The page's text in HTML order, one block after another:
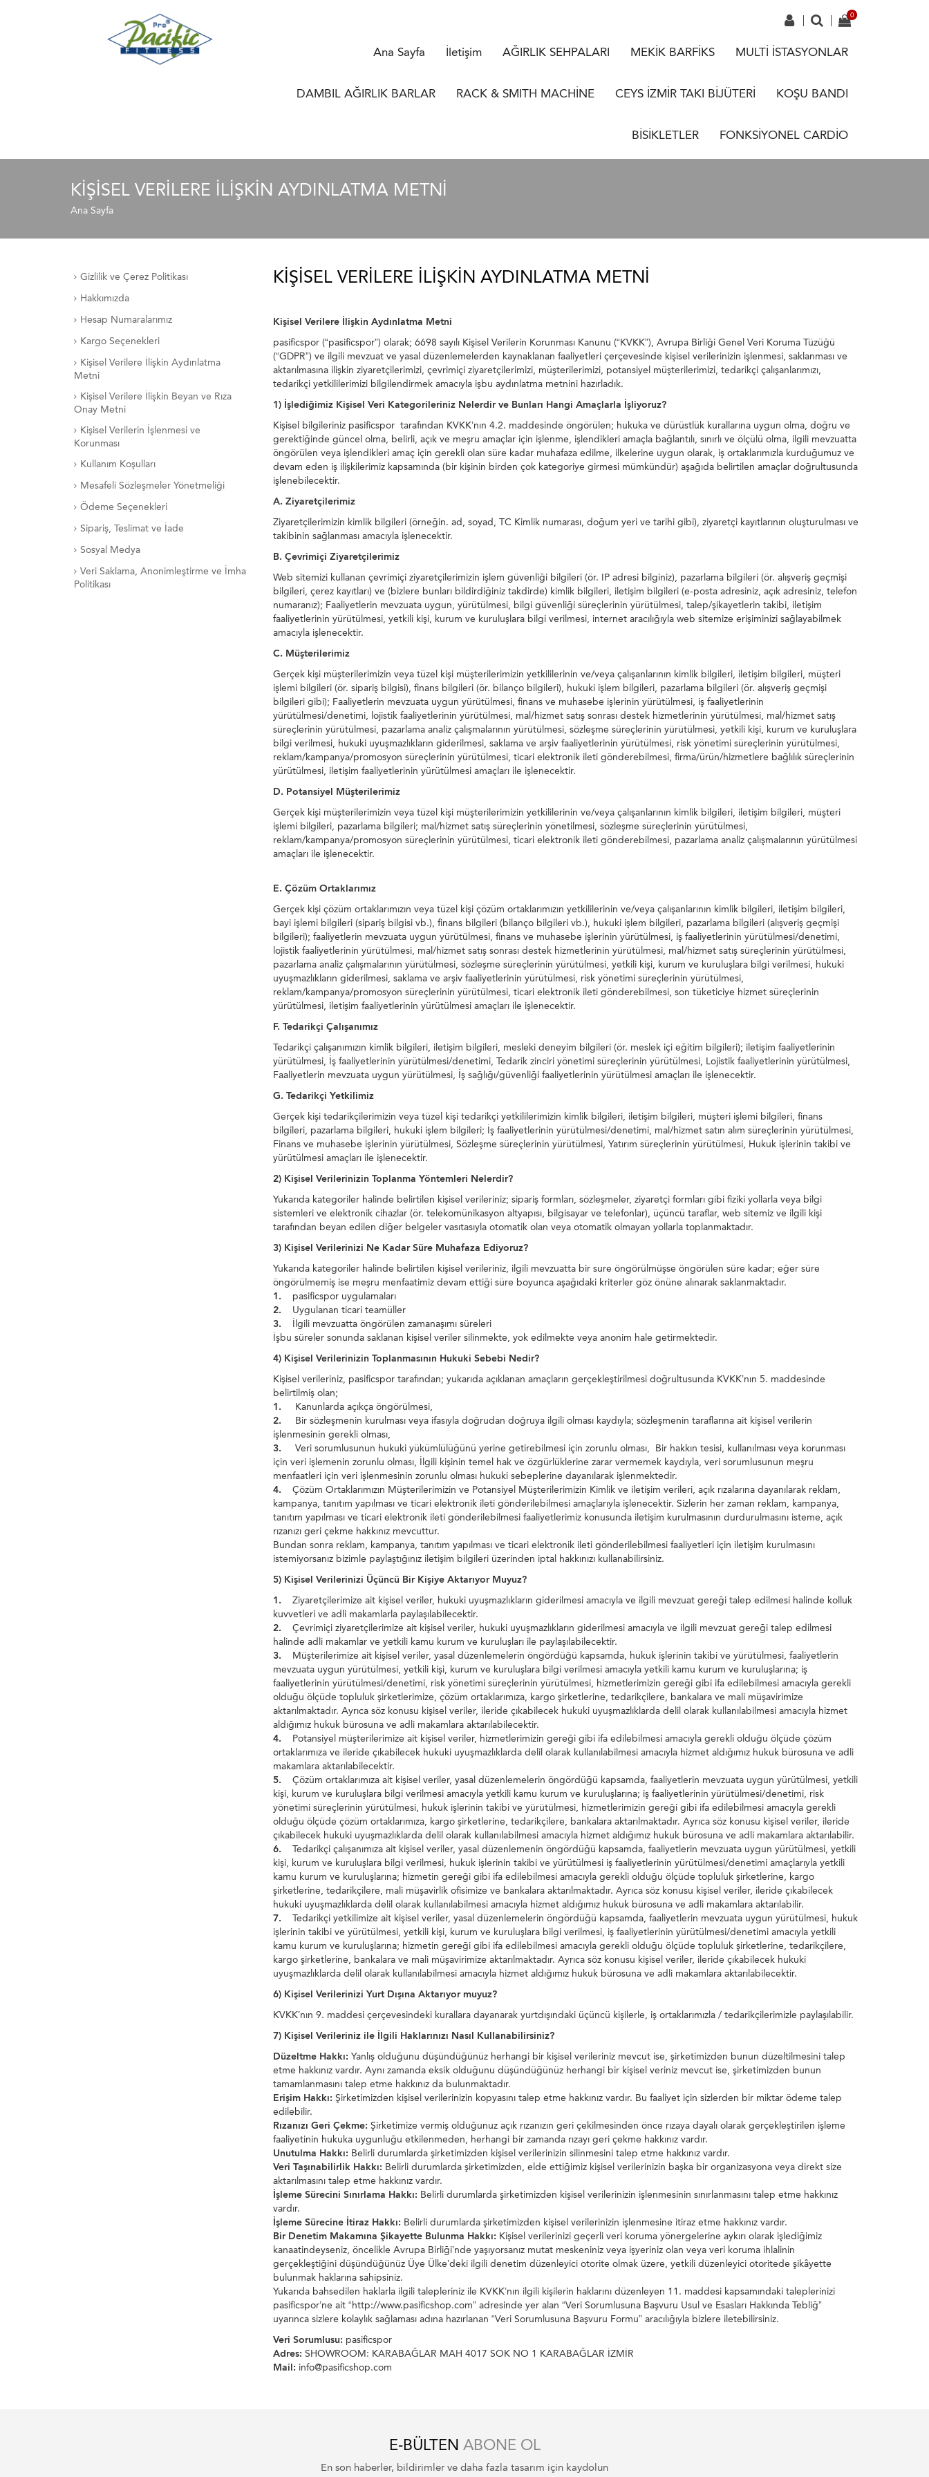
Ana Sayfa İletişim AĞIRLIK SEHPALARI MEKİK BARFİKS MULTİ İSTASYONLAR
DAMBIL AĞIRLIK BARLAR RACK & SMITH MACHİNE CEYS İZMİR TAKI BİJÜTERİ KOŞU BANDI
BİSİKLETLER FONKSİYONEL CARDİO
KIŞISEL VERILERE İLIŞKIN AYDINLATMA METNI
Ana Sayfa
Gizlilik ve Çerez Politikası
Hakkımızda
Hesap Numaralarımız
Kargo Seçenekleri
Kişisel Verilere İlişkin Aydınlatma
Metni
Kişisel Verilere İlişkin Beyan ve Rıza
Onay Metni
Kişisel Verilerin İşlenmesi ve
Korunması
Kullanım Koşulları
Mesafeli Sözleşmeler Yönetmeliği
Ödeme Seçenekleri
Sipariş, Teslimat ve İade
Sosyal Medya
Veri Saklama, Anonimleştirme ve İmha
Politikası
KIŞISEL VERILERE İLIŞKIN AYDINLATMA METNI
Kişisel Verilere İlişkin Aydınlatma Metni
pasificspor (“pasificspor”) olarak; 6698 sayılı Kişisel Verilerin Korunması Kanunu (“KVKK”), Avrupa Birliği Genel Veri Koruma Tüzüğü
(“GDPR”) ve ilgili mevzuat ve yasal düzenlemelerden kaynaklanan faaliyetleri çerçevesinde kişisel verilerinizin işlenmesi, saklanması ve
aktarılmasına ilişkin ziyaretçilerimizi, çevrimiçi ziyaretçilerimizi, müşterilerimizi, potansiyel müşterilerimizi, tedarikçi çalışanlarımızı,
tedarikçi yetkililerimizi bilgilendirmek amacıyla işbu aydınlatma metnini hazırladık.
1) İşlediğimiz Kişisel Veri Kategorileriniz Nelerdir ve Bunları Hangi Amaçlarla İşliyoruz?
Kişisel bilgileriniz pasificspor tarafından KVKK’nın 4.2. maddesinde öngörülen; hukuka ve dürüstlük kurallarına uygun olma, doğru ve
gerektiğinde güncel olma, belirli, açık ve meşru amaçlar için işlenme, işlendikleri amaçla bağlantılı, sınırlı ve ölçülü olma, ilgili mevzuatta
öngörülen veya işlendikleri amaç için gerekli olan süre kadar muhafaza edilme, ilkelerine uygun olarak, iş ortaklarımızla kurduğumuz ve
devam eden iş ilişkilerimiz kapsamında (bir kişinin birden çok kategoriye girmesi mümkündür) aşağıda belirtilen amaçlar doğrultusunda
işlenebilecektir.
A. Ziyaretçilerimiz
Ziyaretçilerimizin kimlik bilgileri (örneğin. ad, soyad, TC Kimlik numarası, doğum yeri ve tarihi gibi), ziyaretçi kayıtlarının oluşturulması ve
takibinin sağlanması amacıyla işlenecektir.
B. Çevrimiçi Ziyaretçilerimiz
Web sitemizi kullanan çevrimiçi ziyaretçilerimizin işlem güvenliği bilgileri (ör. IP adresi bilginiz), pazarlama bilgileri (ör. alışveriş geçmişi
bilgileri, çerez kayıtları) ve (bizlere bunları bildirdiğiniz takdirde) kimlik bilgileri, iletişim bilgileri (e-posta adresiniz, açık adresiniz, telefon
numaranız); Faaliyetlerin mevzuata uygun, yürütülmesi, bilgi güvenliği süreçlerinin yürütülmesi, talep/şikayetlerin takibi, iletişim
faaliyetlerinin yürütülmesi, yetkili kişi, kurum ve kuruluşlara bilgi verilmesi, internet aracılığıyla web sitemize erişiminizi sağlayabilmek
amacıyla işlenecektir.
C. Müşterilerimiz
Gerçek kişi müşterilerimizin veya tüzel kişi müşterilerimizin yetkililerinin ve/veya çalışanlarının kimlik bilgileri, iletişim bilgileri, müşteri
işlemi bilgileri (ör. sipariş bilgisi), finans bilgileri (ör. bilanço bilgileri), hukuki işlem bilgileri, pazarlama bilgileri (ör. alışveriş geçmişi
bilgileri gibi); Faaliyetlerin mevzuata uygun yürütülmesi, finans ve muhasebe işlerinin yürütülmesi, iş faaliyetlerinin
yürütülmesi/denetimi, lojistik faaliyetlerinin yürütülmesi, mal/hizmet satış sonrası destek hizmetlerinin yürütülmesi, mal/hizmet satış
süreçlerinin yürütülmesi, pazarlama analiz çalışmalarının yürütülmesi, sözleşme süreçlerinin yürütülmesi, yetkili kişi, kurum ve kuruluşlara
bilgi verilmesi, hukuki uyuşmazlıkların giderilmesi, saklama ve arşiv faaliyetlerinin yürütülmesi, risk yönetimi süreçlerinin yürütülmesi,
reklam/kampanya/promosyon süreçlerinin yürütülmesi, ticari elektronik ileti gönderebilmesi, firma/ürün/hizmetlere bağlılık süreçlerinin
yürütülmesi, iletişim faaliyetlerinin yürütülmesi amaçları ile işlenecektir.
D. Potansiyel Müşterilerimiz
Gerçek kişi müşterilerimizin veya tüzel kişi müşterilerimizin yetkililerinin ve/veya çalışanlarının kimlik bilgileri, iletişim bilgileri, müşteri
işlemi bilgileri, pazarlama bilgileri; mal/hizmet satış süreçlerinin yönetilmesi, sözleşme süreçlerinin yürütülmesi,
reklam/kampanya/promosyon süreçlerinin yürütülmesi, ticari elektronik ileti gönderebilmesi, pazarlama analiz çalışmalarının yürütülmesi
amaçları ile işlenecektir.
E. Çözüm Ortaklarımız
Gerçek kişi çözüm ortaklarımızın veya tüzel kişi çözüm ortaklarımızın yetkililerinin ve/veya çalışanlarının kimlik bilgileri, iletişim bilgileri,
bayi işlemi bilgileri (sipariş bilgisi vb.), finans bilgileri (bilanço bilgileri vb.), hukuki işlem bilgileri, pazarlama bilgileri (alışveriş geçmişi
bilgileri); faaliyetlerin mevzuata uygun yürütülmesi, finans ve muhasebe işlerinin yürütülmesi, iş faaliyetlerinin yürütülmesi/denetimi,
lojistik faaliyetlerinin yürütülmesi, mal/hizmet satış sonrası destek hizmetlerinin yürütülmesi, mal/hizmet satış süreçlerinin yürütülmesi,
pazarlama analiz çalışmalarının yürütülmesi, sözleşme süreçlerinin yürütülmesi, yetkili kişi, kurum ve kuruluşlara bilgi verilmesi, hukuki
uyuşmazlıkların giderilmesi, saklama ve arşiv faaliyetlerinin yürütülmesi, risk yönetimi süreçlerinin yürütülmesi,
reklam/kampanya/promosyon süreçlerinin yürütülmesi, ticari elektronik ileti gönderebilmesi, son tüketiciye hizmet süreçlerinin
yürütülmesi, iletişim faaliyetlerinin yürütülmesi amaçları ile işlenecektir.
F. Tedarikçi Çalışanımız
Tedarikçi çalışanımızın kimlik bilgileri, iletişim bilgileri, mesleki deneyim bilgileri (ör. meslek içi eğitim bilgileri); iletişim faaliyetlerinin
yürütülmesi, İş faaliyetlerinin yürütülmesi/denetimi, Tedarik zinciri yönetimi süreçlerinin yürütülmesi, Lojistik faaliyetlerinin yürütülmesi,
Faaliyetlerin mevzuata uygun yürütülmesi, İş sağlığı/güvenliği faaliyetlerinin yürütülmesi amaçları ile işlenecektir.
G. Tedarikçi Yetkilimiz
Gerçek kişi tedarikçilerimizin veya tüzel kişi tedarikçi yetkililerimizin kimlik bilgileri, iletişim bilgileri, müşteri işlemi bilgileri, finans
bilgileri, pazarlama bilgileri, hukuki işlem bilgileri; İş faaliyetlerinin yürütülmesi/denetimi, mal/hizmet satın alım süreçlerinin yürütülmesi,
Finans ve muhasebe işlerinin yürütülmesi, Sözleşme süreçlerinin yürütülmesi, Yatırım süreçlerinin yürütülmesi, Hukuk işlerinin takibi ve
yürütülmesi amaçları ile işlenecektir.
2) Kişisel Verilerinizin Toplanma Yöntemleri Nelerdir?
Yukarıda kategoriler halinde belirtilen kişisel verileriniz; sipariş formları, sözleşmeler, ziyaretçi formları gibi fiziki yollarla veya bilgi
sistemleri ve elektronik cihazlar (ör. telekomünikasyon altyapısı, bilgisayar ve telefonlar), üçüncü taraflar, web sitemiz ve ilgili kişi
tarafından beyan edilen diğer belgeler vasıtasıyla otomatik olan veya otomatik olmayan yollarla toplanmaktadır.
3) Kişisel Verilerinizi Ne Kadar Süre Muhafaza Ediyoruz?
Yukarıda kategoriler halinde belirtilen kişisel verileriniz, ilgili mevzuatta bir sure öngörülmüşse öngörülen süre kadar; eğer süre
öngörülmemiş ise meşru menfaatimiz devam ettiği süre boyunca aşağıdaki kriterler göz önüne alınarak saklanmaktadır.
1. pasificspor uygulamaları
2.
Uygulanan ticari teamüller
3.
İlgili mevzuatta öngörülen zamanaşımı süreleri
İşbu süreler sonunda saklanan kişisel veriler silinmekte, yok edilmekte veya anonim hale getirmektedir.
4) Kişisel Verilerinizin Toplanmasının Hukuki Sebebi Nedir?
Kişisel verileriniz, pasificspor tarafından; yukarıda açıklanan amaçların gerçekleştirilmesi doğrultusunda KVKK’nın 5. maddesinde
belirtilmiş olan;
1. Kanunlarda açıkça öngörülmesi,
2. Bir sözleşmenin kurulması veya ifasıyla doğrudan doğruya ilgili olması kaydıyla; sözleşmenin taraflarına ait kişisel verilerin
işlenmesinin gerekli olması,
3. Veri sorumlusunun hukuki yükümlülüğünü yerine getirebilmesi için zorunlu olması, Bir hakkın tesisi, kullanılması veya korunması
için veri işlemenin zorunlu olması, İlgili kişinin temel hak ve özgürlüklerine zarar vermemek kaydıyla, veri sorumlusunun meşru
menfaatleri için veri işlenmesinin zorunlu olması hukuki sebeplerine dayanılarak işlenmektedir.
4. Çözüm Ortaklarımızın Müşterilerimizin ve Potansiyel Müşterilerimizin Kimlik ve iletişim verileri, açık rızalarına dayanılarak reklam,
kampanya, tanıtım yapılması ve ticari elektronik ileti gönderilebilmesi amaçlarıyla işlenecektir. Sizlerin her zaman reklam, kampanya,
tanıtım yapılması ve ticari elektronik ileti gönderilebilmesi faaliyetlerimiz konusunda iletişim kurulmasının durdurulmasını isteme, açık
rızanızı geri çekme hakkınız mevcuttur.
Bundan sonra reklam, kampanya, tanıtım yapılması ve ticari elektronik ileti gönderilebilmesi faaliyetleri için iletişim kurulmasını
istemiyorsanız bizimle paylaştığınız iletişim bilgileri üzerinden iptal hakkınızı kullanabilirsiniz.
5) Kişisel Verilerinizi Üçüncü Bir Kişiye Aktarıyor Muyuz?
1. Ziyaretçilerimize ait kişisel veriler, hukuki uyuşmazlıkların giderilmesi amacıyla ve ilgili mevzuat gereği talep edilmesi halinde kolluk
kuvvetleri ve adli makamlarla paylaşılabilecektir.
2. Çevrimiçi ziyaretçilerimize ait kişisel veriler, hukuki uyuşmazlıkların giderilmesi amacıyla ve ilgili mevzuat gereği talep edilmesi
halinde adli makamlar ve yetkili kamu kurum ve kuruluşları ile paylaşılabilecektir.
3. Müşterilerimize ait kişisel veriler, yasal düzenlemelerin öngördüğü kapsamda, hukuk işlerinin takibi ve yürütülmesi, faaliyetlerin
mevzuata uygun yürütülmesi, yetkili kişi, kurum ve kuruluşlara bilgi verilmesi amacıyla yetkili kamu kurum ve kuruluşlarına; iş
faaliyetlerinin yürütülmesi/denetimi, risk yönetimi süreçlerinin yürütülmesi, hizmetlerimizin gereği gibi ifa edilebilmesi amacıyla gerekli
olduğu ölçüde topluluk şirketlerimize, çözüm ortaklarımıza, kargo şirketlerine, tedarikçilere, bankalara ve mali müşavirimize
aktarılmaktadır. Ayrıca söz konusu kişisel veriler, ileride çıkabilecek hukuki uyuşmazlıklarda delil olarak kullanılabilmesi amacıyla hizmet
aldığımız hukuk bürosuna ve adli makamlara aktarılabilecektir.
4. Potansiyel müşterilerimize ait kişisel veriler, hizmetlerimizin gereği gibi ifa edilebilmesi amacıyla gerekli olduğu ölçüde çözüm
ortaklarımıza ve ileride çıkabilecek hukuki uyuşmazlıklarda delil olarak kullanılabilmesi amacıyla hizmet aldığımız hukuk bürosuna ve adli
makamlara aktarılabilecektir.
5. Çözüm ortaklarımıza ait kişisel veriler, yasal düzenlemelerin öngördüğü kapsamda, faaliyetlerin mevzuata uygun yürütülmesi, yetkili
kişi, kurum ve kuruluşlara bilgi verilmesi amacıyla yetkili kamu kurum ve kuruluşlarına; iş faaliyetlerinin yürütülmesi/denetimi, risk
yönetimi süreçlerinin yürütülmesi, hukuk işlerinin takibi ve yürütülmesi, hizmetlerimizin gereği gibi ifa edilebilmesi amacıyla gerekli
olduğu ölçüde çözüm ortaklarımıza, kargo şirketlerine, tedarikçilere, bankalara aktarılmaktadır. Ayrıca söz konusu kişisel veriler, ileride
çıkabilecek hukuki uyuşmazlıklarda delil olarak kullanılabilmesi amacıyla hizmet aldığımız hukuk bürosuna ve adli makamlara aktarılabilir.
6.
Tedarikçi çalışanımıza ait kişisel veriler, yasal düzenlemenin öngördüğü kapsamda, faaliyetlerin mevzuata uygun yürütülmesi, yetkili
kişi, kurum ve kuruluşlara bilgi verilmesi, hukuk işlerinin takibi ve yürütülmesi iş faaliyetlerinin yürütülmesi/denetimi amaçlarıyla yetkili
kamu kurum ve kuruluşlarına; hizmetin gereği gibi ifa edilebilmesi amacıyla gerekli olduğu ölçüde topluluk şirketlerine, kargo
şirketlerine, tedarikçilere, mali müşavirlik ofisimize ve bankalara aktarılmaktadır. Ayrıca söz konusu kişisel veriler, ileride çıkabilecek
hukuki uyuşmazlıklarda delil olarak kullanılabilmesi amacıyla hizmet aldığımız hukuk bürosuna ve adli makamlara aktarılabilir.
7. Tedarikçi yetkilimize ait kişisel veriler, yasal düzenlemelerin öngördüğü kapsamda, faaliyetlerin mevzuata uygun yürütülmesi, hukuk
işlerinin takibi ve yürütülmesi, yetkili kişi, kurum ve kuruluşlara bilgi verilmesi, iş faaliyetlerinin yürütülmesi/denetimi amacıyla yetkili
kamu kurum ve kuruluşlarına; hizmetin gereği gibi ifa edilebilmesi amacıyla gerekli olduğu ölçüde topluluk şirketlerine, tedarikçilere,
kargo şirketlerine, bankalara ve mali müşavirimize aktarılmaktadır. Ayrıca söz konusu kişisel veriler, ileride çıkabilecek hukuki
uyuşmazlıklarda delil olarak kullanılabilmesi amacıyla hizmet aldığımız hukuk bürosuna ve adli makamlara aktarılabilecektir.
6) Kişisel Verilerinizi Yurt Dışına Aktarıyor muyuz?
KVKK’nın 9. maddesi çerçevesindeki kurallara dayanarak yurtdışındaki üçüncü kişilerle, iş ortaklarımızla / tedarikçilerimizle paylaşılabilir.
7) Kişisel Verileriniz ile İlgili Haklarınızı Nasıl Kullanabilirsiniz?
Düzeltme Hakkı: Yanlış olduğunu düşündüğünüz herhangi bir kişisel verileriniz mevcut ise, şirketimizden bunun düzeltilmesini talep
etme hakkınız vardır. Aynı zamanda eksik olduğunu düşündüğünüz herhangi bir kişisel veriniz mevcut ise, şirketimizden bunun
tamamlanmasını talep etme hakkınız da bulunmaktadır.
Erişim Hakkı: Şirketimizden kişisel verilerinizin kopyasını talep etme hakkınız vardır. Bu faaliyet için sizlerden bir miktar ödeme talep
edilebilir.
Rızanızı Geri Çekme: Şirketimize vermiş olduğunuz açık rızanızın geri çekilmesinden önce rızaya dayalı olarak gerçekleştirilen işleme
faaliyetinin hukuka uygunluğu etkilenmeden, herhangi bir zamanda rızayı geri çekme hakkınız vardır.
Unutulma Hakkı: Belirli durumlarda şirketimizden kişisel verilerinizin silinmesini talep etme hakkınız vardır.
Veri Taşınabilirlik Hakkı: Belirli durumlarda şirketimizden, elde ettiğimiz kişisel verilerinizin başka bir organizasyona veya direkt size
aktarılmasını talep etme hakkınız vardır.
İşleme Sürecini Sınırlama Hakkı: Belirli durumlarda şirketimizden kişisel verilerinizin işlenmesinin sınırlanmasını talep etme hakkınız
vardır.
İşleme Sürecine İtiraz Hakkı: Belirli durumlarda şirketimizden kişisel verilerinizin işlenmesine itiraz etme hakkınız vardır.
Bir Denetim Makamına Şikayette Bulunma Hakkı: Kişisel verilerinizi geçerli veri koruma yönergelerine aykırı olarak işlediğimiz
kanaatindeyseniz, öncelikle Avrupa Birliği’nde yaşıyorsanız mutat meskeniniz veya işyeriniz olan veya veri koruma ihlalinin
gerçekleştiğini düşündüğünüz Üye Ülke’deki ilgili denetim düzenleyici otorite olmak üzere, yetkili düzenleyici otoritede şikâyette
bulunmak haklarına sahipsiniz.
Yukarıda bahsedilen haklarla ilgili talepleriniz ile KVKK’nın ilgili kişilerin haklarını düzenleyen 11. maddesi kapsamındaki taleplerinizi
pasificspor’ne ait “http://www.pasificshop.com” adresinde yer alan “Veri Sorumlusuna Başvuru Usul ve Esasları Hakkında Tebliğ”
uyarınca sizlere kolaylık sağlaması adına hazırlanan “Veri Sorumlusuna Başvuru Formu” aracılığıyla bizlere iletebilirsiniz.
Veri Sorumlusu: pasificspor
Adres: SHOWROOM: KARABAĞLAR MAH 4017 SOK NO 1 KARABAĞLAR İZMİR
Mail: info@pasificshop.com
E-BÜLTEN ABONE OL
En son haberler, bildirimler ve daha fazla tasarım için kaydolun